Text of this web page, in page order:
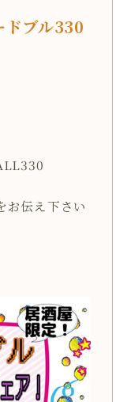
ブル330
お伝え下さい